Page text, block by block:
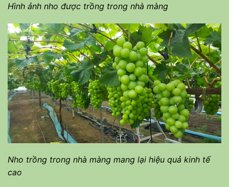
Hình ảnh nho được trồng trong nhà màng
Nho trồng trong nhà màng mang lại hiệu quả kinh tế
cao